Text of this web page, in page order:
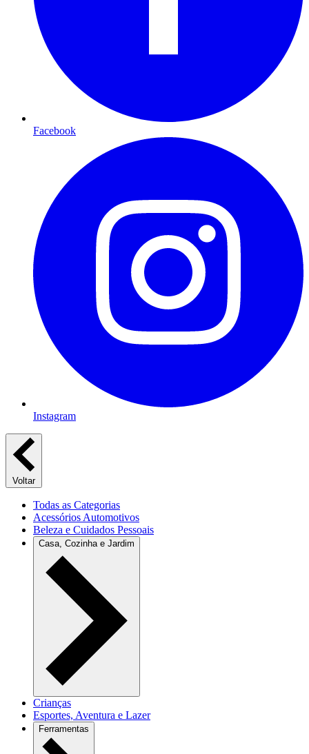
Facebook
Instagram
Voltar
Todas as Categorias
Acessórios Automotivos
Beleza e Cuidados Pessoais
Casa, Cozinha e Jardim
Crianças
Esportes, Aventura e Lazer
Ferramentas